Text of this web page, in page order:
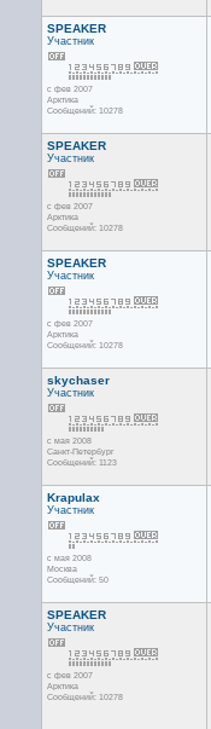
SPEAKER
Участник
с фев 2007
Арктика
Сообщений: 10278
SPEAKER
Участник
с фев 2007
Арктика
Сообщений: 10278
SPEAKER
Участник
с фев 2007
Арктика
Сообщений: 10278
skychaser
Участник
с мая 2008
Санкт-Петербург
Сообщений: 1123
Krapulax
Участник
с мая 2008
Москва
Сообщений: 50
SPEAKER
Участник
с фев 2007
Арктика
Сообщений: 10278